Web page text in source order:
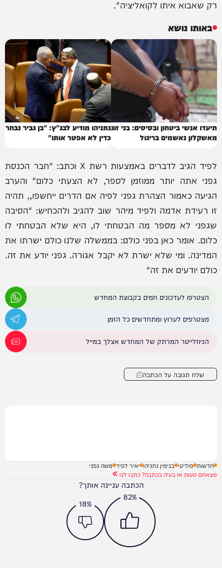
רק שאבוא איתו לקואליציה".
באותו נושא
תיעדו אנשי ביטחון ובסיסים: בני זוג
מאשקלון נאשמים בריגול
נתניהו מודיע לבג"ץ: "בן גביר נבחר
כדין לא אפטר אותו"
לפיד הגיב לדברים באמצעות רשת X וכתב: "חבר הכנסת
גפני אתה יותר ממוזמן לספר, לא הצעתי כלום" והערב
הגיעה כאמור הצהרת גפני לפיה אם הדרים ייחשפו,, תהיה
זו רעידת אדמה ולפיד מיהר שוב להגיב ולהכחיש: "הסיבה
שגפני לא מספר מה הבטחתי לו, היא שלא הבטחתי לו
כלום. אומר כאן בפני כולם: בממשלה שלנו כולם ישרתו את
המדינה. ומי שלא ישרת לא יקבל אגורה. גפני יודע את זה.
כולם יודעים את זה"
הצטרפו לעדכונים חמים בקבוצת המחדש
מצטרפים לערוץ ומתחדשים כל הזמן
הניוזלייטר המרתק של המחדש אצלך במייל
שלח תגובה על הכתבה
חדשות פוליטי בנימין נתניהו יאיר לפיד משה גפני
מצאתם טעות או בעיה בכתבה? כתבו לנו
הכתבה עניינה אותך?
82%
18%